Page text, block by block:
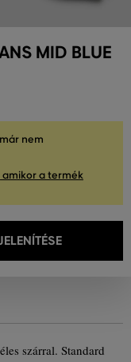
MID BLUE
nem
a termék
szárral. Standard